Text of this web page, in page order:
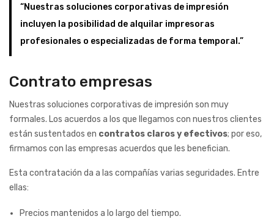
“Nuestras soluciones corporativas de impresión
incluyen la posibilidad de alquilar impresoras
profesionales o especializadas de forma temporal.”
Contrato empresas
Nuestras soluciones corporativas de impresión son muy
formales. Los acuerdos a los que llegamos con nuestros clientes
están sustentados en contratos claros y efectivos; por eso,
firmamos con las empresas acuerdos que les benefician.
Esta contratación da a las compañías varias seguridades. Entre
ellas:
Precios mantenidos a lo largo del tiempo.